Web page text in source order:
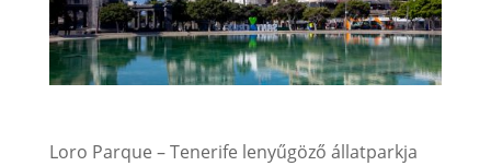
Loro Parque – Tenerife lenyűgöző állatparkja